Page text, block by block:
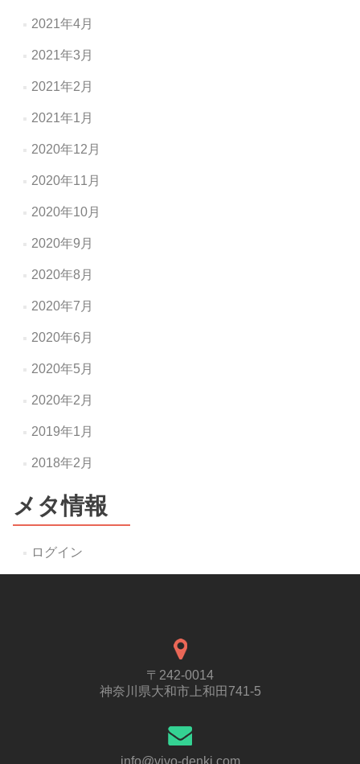
2021年4月
2021年3月
2021年2月
2021年1月
2020年12月
2020年11月
2020年10月
2020年9月
2020年8月
2020年7月
2020年6月
2020年5月
2020年2月
2019年1月
2018年2月
メタ情報
ログイン
〒242-0014
神奈川県大和市上和田741-5
info@vivo-denki.com